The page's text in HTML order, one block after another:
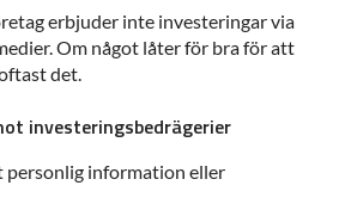
erbjuder inte investeringar via
Om något låter för bra för att
det.
investeringsbedrägerier
personlig information eller